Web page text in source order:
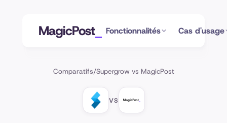
MagicPost Fonctionnalités Cas d'usage
Comparatifs/Supergrow vs MagicPost
VS